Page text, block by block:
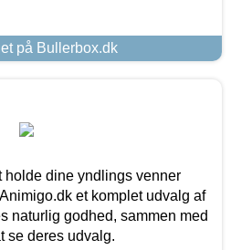
på Bullerbox.dk
dine yndlings venner
et komplet udvalg af
naturlig godhed, sammen med
se deres udvalg.